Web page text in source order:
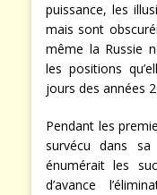
puissance, les
mais sont
même la Russie
les positions
jours des années
Pendant les
survécu dans sa
énumérait les
d’avance